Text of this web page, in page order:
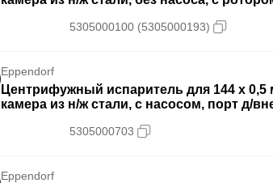
5305000100 (5305000193)
Eppendorf
Центрифужный испаритель для 144 х 0,5
камера из н/ж стали, с насосом, порт д/
5305000703
Eppendorf